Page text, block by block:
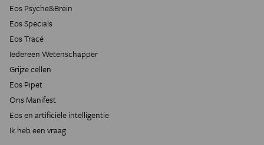
Eos Psyche&Brein
Eos Specials
Eos Tracé
Iedereen Wetenschapper
Grijze cellen
Eos Pipet
Ons Manifest
Eos en artificiële intelligentie
Ik heb een vraag